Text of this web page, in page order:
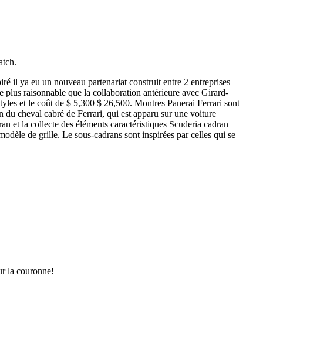
il ya eu un nouveau partenariat construit entre 2 entreprises
plus raisonnable que la collaboration antérieure avec Girard-
et le coût de $ 5,300 $ 26,500. Montres Panerai Ferrari sont
cheval cabré de Ferrari, qui est apparu sur une voiture
et la collecte des éléments caractéristiques Scuderia cadran
de grille. Le sous-cadrans sont inspirées par celles qui se
la couronne!